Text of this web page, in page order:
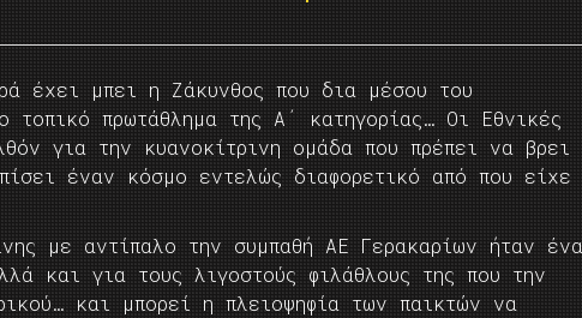
έχει μπει η Ζάκυνθος που δια μέσου του
τοπικό πρωτάθλημα της Α΄ κατηγορίας… Οι Εθνικές
για την κυανοκίτρινη ομάδα που πρέπει να βρει
έναν κόσμο εντελώς διαφορετικό από που είχε
με αντίπαλο την συμπαθή ΑΕ Γερακαρίων ήταν ένα
και για τους λιγοστούς φιλάθλους της που την
και μπορεί η πλειοψηφία των παικτών να